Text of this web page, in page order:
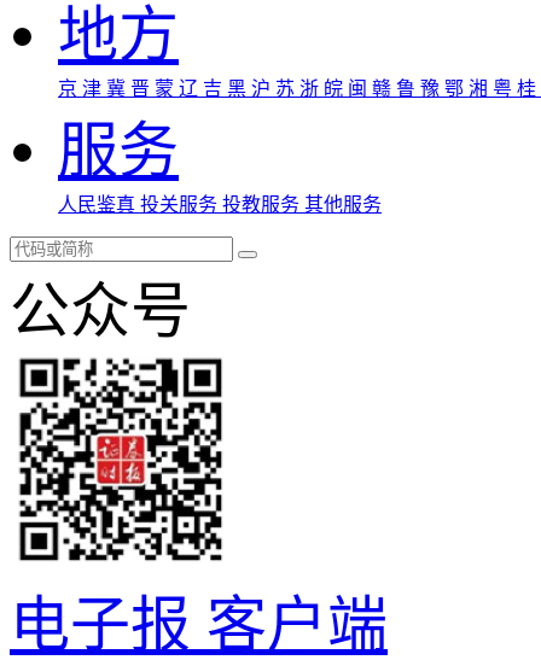
地方
京 津 冀 晋 蒙 辽 吉 黑 沪 苏 浙 皖 闽 赣 鲁 豫 鄂 湘 粤 桂
服务
人民鉴真 投关服务 投教服务 其他服务
公众号
电子报 客户端